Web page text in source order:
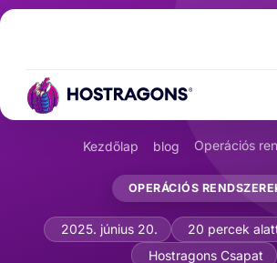
Kezdőlap blog Operációs
OPERÁCIÓS
Felhasználói és
2025. június 20.
20 percek
Hostragons Csapat